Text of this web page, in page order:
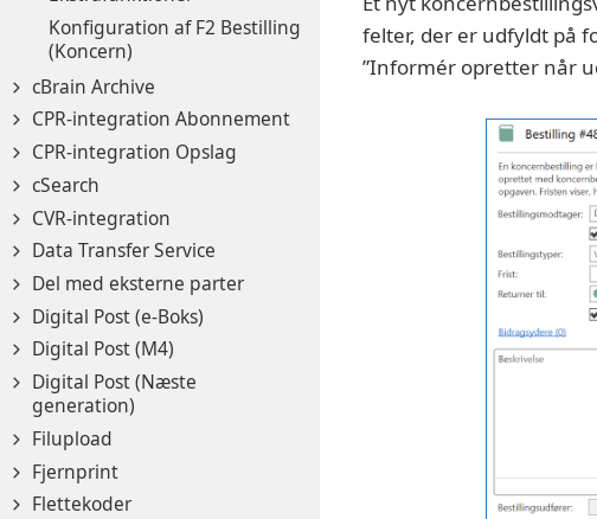
Konfiguration af F2 Bestilling
(Koncern)
cBrain Archive
CPR-integration Abonnement
CPR-integration Opslag
cSearch
CVR-integration
Data Transfer Service
Del med eksterne parter
Digital Post (e-Boks)
Digital Post (M4)
Digital Post (Næste
generation)
Filupload
Fjernprint
Flettekoder
felter, der er udfyldt på
”Informér opretter når